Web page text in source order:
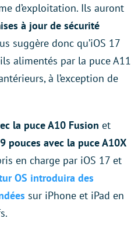
d’exploitation. Ils auront
à jour de sécurité
suggère donc qu’iOS 17
alimentés par la puce A11
à l’exception de
la puce A10 Fusion et
pouces avec la puce A10X
en charge par iOS 17 et
OS introduira des
sur iPhone et iPad en